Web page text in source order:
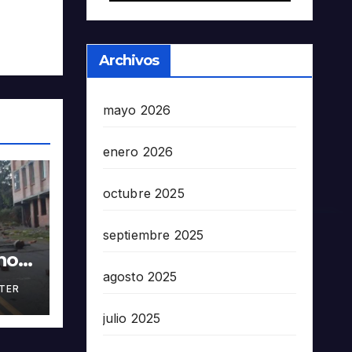
Archivos
mayo 2026
enero 2026
octubre 2025
septiembre 2025
agosto 2025
julio 2025